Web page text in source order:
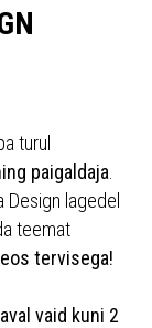
turul
paigaldaja
Design lagedel
teemat
tervisega!
vaid kuni 2